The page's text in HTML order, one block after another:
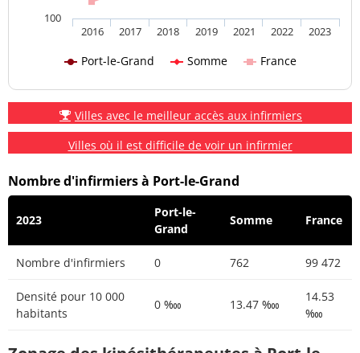
Port-le-Grand Somme France
2016 2017 2018 2019 2021 2022 2023
100
Villes avec le meilleur accès aux infirmiers
Villes où il est difficile de voir un infirmier
Nombre d'infirmiers à Port-le-Grand
2023
Port-le-
Grand
Somme France
Nombre d'infirmiers 0 762 99 472
Densité pour 10 000
habitants
0 ‱ 13.47 ‱
14.53
‱